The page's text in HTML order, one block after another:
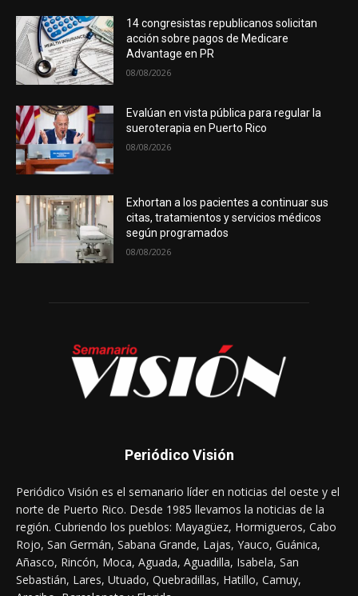
14 congresistas republicanos solicitan
acción sobre pagos de Medicare
Advantage en PR
08/08/2026
Evalúan en vista pública para regular la
sueroterapia en Puerto Rico
08/08/2026
Exhortan a los pacientes a continuar sus
citas, tratamientos y servicios médicos
según programados
08/08/2026
Periódico Visión
Periódico Visión es el semanario líder en noticias del oeste y el
norte de Puerto Rico. Desde 1985 llevamos la noticias de la
región. Cubriendo los pueblos: Mayagüez, Hormigueros, Cabo
Rojo, San Germán, Sabana Grande, Lajas, Yauco, Guánica,
Añasco, Rincón, Moca, Aguada, Aguadilla, Isabela, San
Sebastián, Lares, Utuado, Quebradillas, Hatillo, Camuy,